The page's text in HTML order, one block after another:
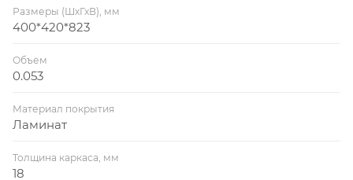
Размеры (ШхГхВ), мм
400*420*823
Объем
0.053
Материал покрытия
Ламинат
Толщина каркаса, мм
18